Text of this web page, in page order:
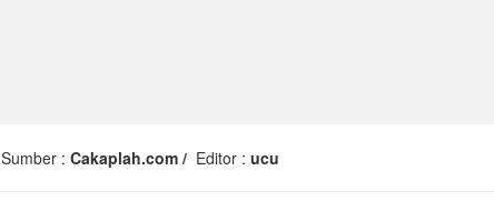
Sumber :Cakaplah.com / Editor :ucu